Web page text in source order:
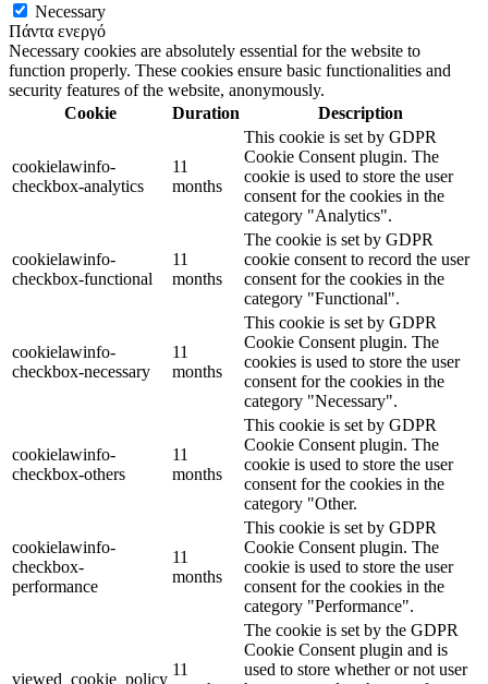
Necessary
Πάντα ενεργό
Necessary cookies are absolutely essential for the website to
function properly. These cookies ensure basic functionalities and
security features of the website, anonymously.
Cookie
Duration Description
cookielawinfo-
checkbox-analytics
11
months
This cookie is set by GDPR
Cookie Consent plugin. The
cookie is used to store the user
consent for the cookies in the
category "Analytics".
cookielawinfo-
checkbox-functional
11
months
The cookie is set by GDPR
cookie consent to record the user
consent for the cookies in the
category "Functional".
cookielawinfo-
checkbox-necessary
11
months
This cookie is set by GDPR
Cookie Consent plugin. The
cookies is used to store the user
consent for the cookies in the
category "Necessary".
cookielawinfo-
checkbox-others
11
months
This cookie is set by GDPR
Cookie Consent plugin. The
cookie is used to store the user
consent for the cookies in the
category "Other.
cookielawinfo-
checkbox-
performance
11
months
This cookie is set by GDPR
Cookie Consent plugin. The
cookie is used to store the user
consent for the cookies in the
category "Performance".
viewed_cookie_policy
11
The cookie is set by the GDPR
Cookie Consent plugin and is
used to store whether or not user